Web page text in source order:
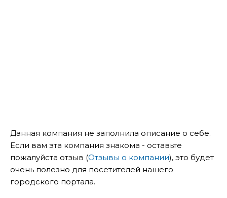
Данная компания не заполнила описание о себе.
Если вам эта компания знакома - оставьте
пожалуйста отзыв (Отзывы о компании), это будет
очень полезно для посетителей нашего
городского портала.